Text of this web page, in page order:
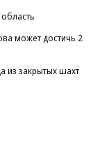
может достичь 2
из закрытых шахт